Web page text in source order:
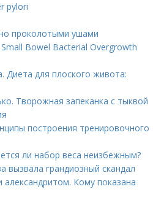
pylori
проколотыми ушами
Bowel Bacterial Overgrowth
Диета для плоского живота:
Творожная запеканка с тыквой
построения тренировочного
ли набор веса неизбежным?
вызвала грандиозный скандал
александритом. Кому показана